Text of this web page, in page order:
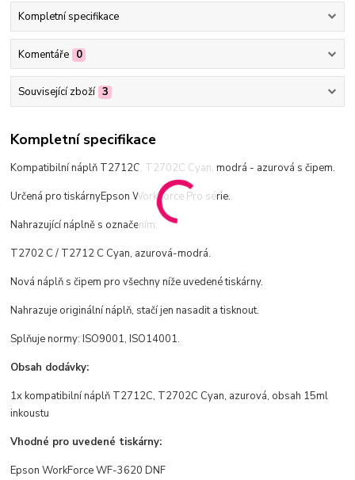
Kompletní specifikace
Komentáře 0
Související zboží 3
Kompletní specifikace
Kompatibilní náplň T2712C, T2702C Cyan, modrá - azurová s čipem.
Určená pro tiskárnyEpson WorkForce Pro série.
Nahrazující náplně s označením:
T2702 C / T2712 C Cyan, azurová-modrá.
Nová náplň s čipem pro všechny níže uvedené tiskárny.
Nahrazuje originální náplň, stačí jen nasadit a tisknout.
Splňuje normy: ISO9001, ISO14001.
Obsah dodávky:
1x kompatibilní náplň T2712C, T2702C Cyan, azurová, obsah 15ml
inkoustu
Vhodné pro uvedené tiskárny:
Epson WorkForce WF-3620 DNF